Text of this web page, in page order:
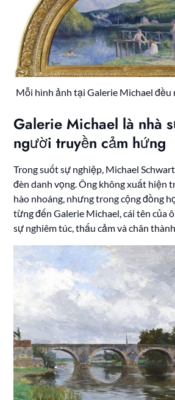
Mỗi hình ảnh tại Galerie Michael đều
Galerie Michael là nhà
người truyền cảm hứng
Trong suốt sự nghiệp, Michael
đèn danh vọng. Ông không xuất hiện
hào nhoáng, nhưng trong cộng đồng
từng đến Galerie Michael, cái tên của
sự nghiêm túc, thấu cảm và chân